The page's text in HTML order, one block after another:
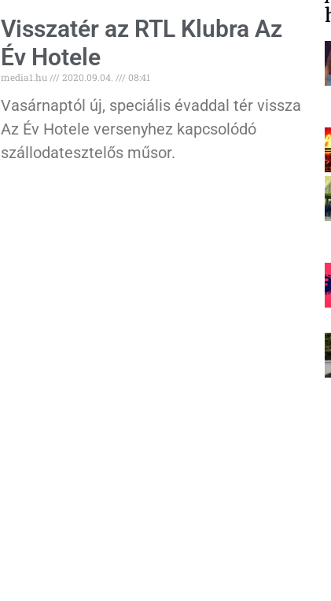
Visszatér az RTL Klubra Az
Év Hotele
media1.hu 2020.09.04. 08:41
Vasárnaptól új, speciális évaddal tér vissza
Az Év Hotele versenyhez kapcsolódó
szállodatesztelős műsor.